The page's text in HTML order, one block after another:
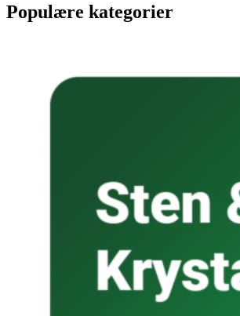
Populære kategorier